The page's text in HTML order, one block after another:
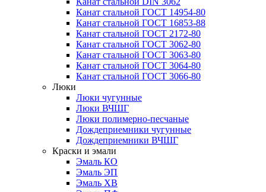
Канат стальной ГОСТ 14954-80
Канат стальной ГОСТ 16853-88
Канат стальной ГОСТ 2172-80
Канат стальной ГОСТ 3062-80
Канат стальной ГОСТ 3063-80
Канат стальной ГОСТ 3064-80
Канат стальной ГОСТ 3066-80
Люки
Люки чугунные
Люки ВЧШГ
Люки полимерно-песчаные
Дождеприемники чугунные
Дождеприемники ВЧШГ
Краски и эмали
Эмаль КО
Эмаль ЭП
Эмаль ХВ